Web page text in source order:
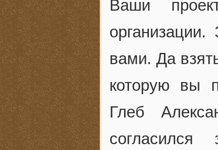
Ваши
вами. Да
которую вы
Глеб